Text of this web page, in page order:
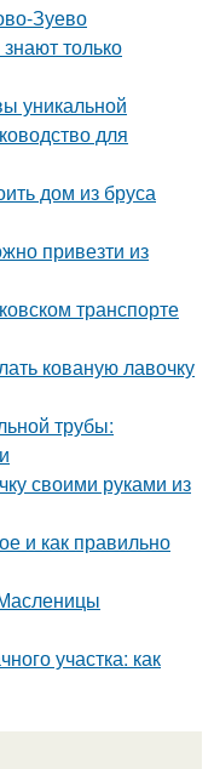
Зуево
только
уникальной
для
дом из бруса
привезти из
транспорте
кованую лавочку
трубы:
своими руками из
и как правильно
участка: как